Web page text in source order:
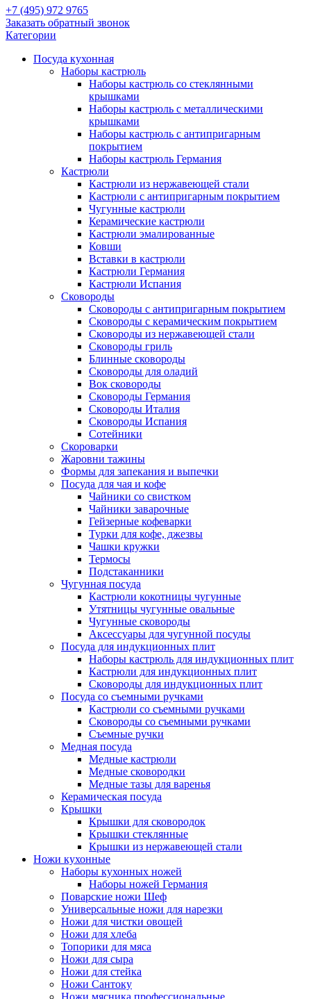
+7 (495) 972 9765
Заказать обратный звонок
Категории
Посуда кухонная
Наборы кастрюль
Наборы кастрюль со стеклянными
крышками
Наборы кастрюль с металлическими
крышками
Наборы кастрюль с антипригарным
покрытием
Наборы кастрюль Германия
Кастрюли
Кастрюли из нержавеющей стали
Кастрюли с антипригарным покрытием
Чугунные кастрюли
Керамические кастрюли
Кастрюли эмалированные
Ковши
Вставки в кастрюли
Кастрюли Германия
Кастрюли Испания
Сковороды
Сковороды с антипригарным покрытием
Сковороды с керамическим покрытием
Сковороды из нержавеющей стали
Сковороды гриль
Блинные сковороды
Сковороды для оладий
Вок сковороды
Сковороды Германия
Сковороды Италия
Сковороды Испания
Сотейники
Скороварки
Жаровни тажины
Формы для запекания и выпечки
Посуда для чая и кофе
Чайники со свистком
Чайники заварочные
Гейзерные кофеварки
Турки для кофе, джезвы
Чашки кружки
Термосы
Подстаканники
Чугунная посуда
Кастрюли кокотницы чугунные
Утятницы чугунные овальные
Чугунные сковороды
Аксессуары для чугунной посуды
Посуда для индукционных плит
Наборы кастрюль для индукционных плит
Кастрюли для индукционных плит
Сковороды для индукционных плит
Посуда со съемными ручками
Кастрюли со съемными ручками
Сковороды со съемными ручками
Съемные ручки
Медная посуда
Медные кастрюли
Медные сковородки
Медные тазы для варенья
Керамическая посуда
Крышки
Крышки для сковородок
Крышки стеклянные
Крышки из нержавеющей стали
Ножи кухонные
Наборы кухонных ножей
Наборы ножей Германия
Поварские ножи Шеф
Универсальные ножи для нарезки
Ножи для чистки овощей
Ножи для хлеба
Топорики для мяса
Ножи для сыра
Ножи для стейка
Ножи Сантоку
Ножи мясника профессиональные